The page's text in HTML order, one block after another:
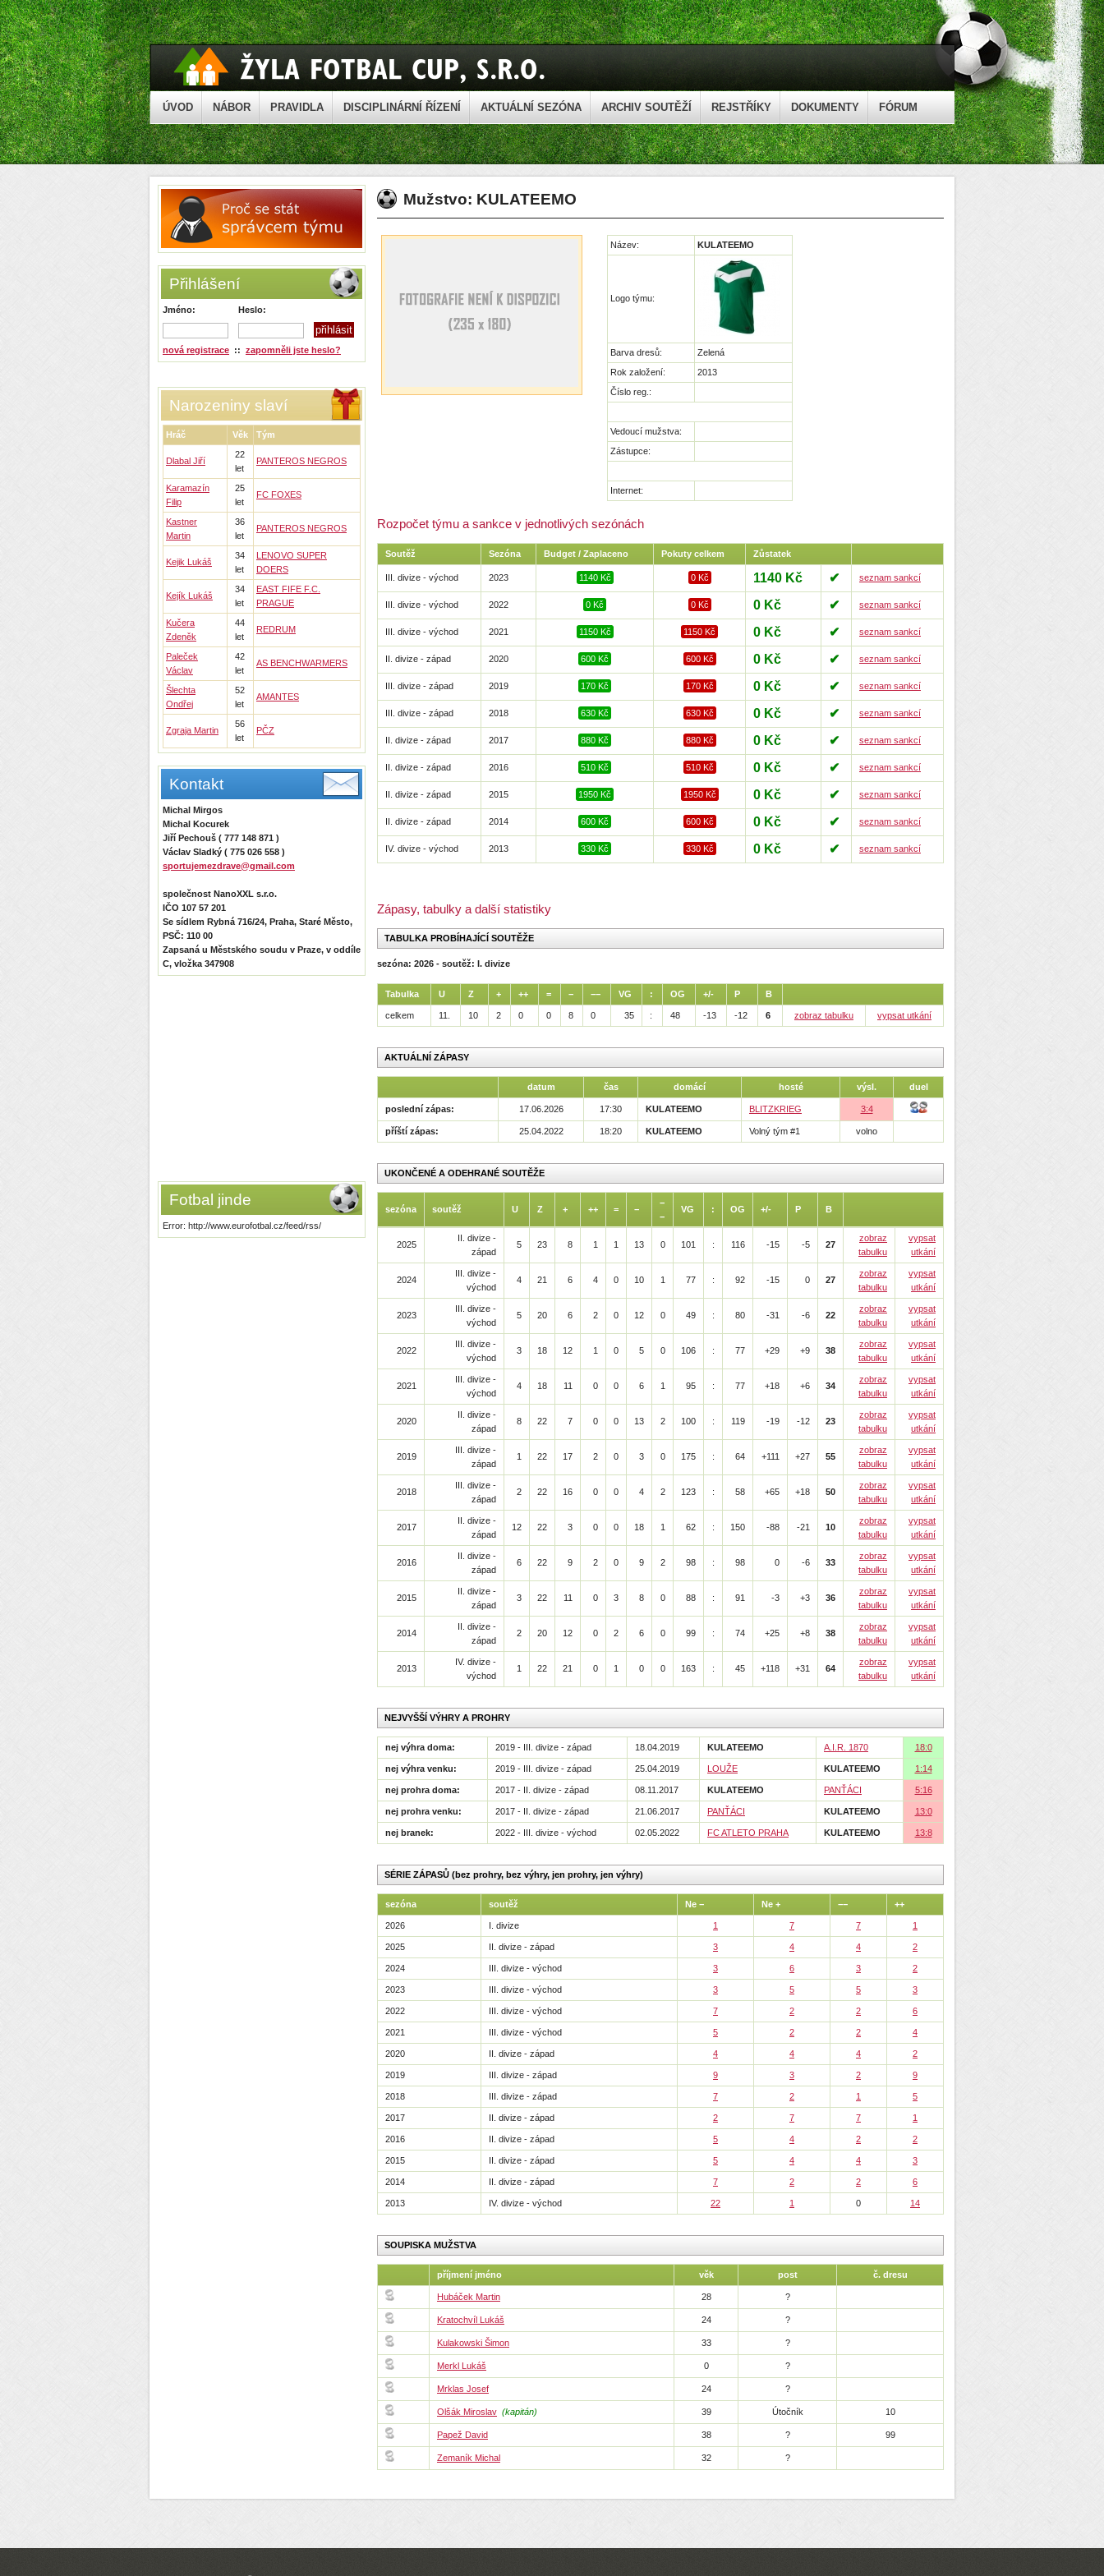
ÚVOD NÁBOR PRAVIDLA DISCIPLINÁRNÍ ŘÍZENÍ AKTUÁLNÍ SEZÓNA ARCHIV SOUTĚŽÍ REJSTŘÍKY DOKUMENTY FÓRUM
Přihlášení
Jméno: Heslo:
nová registrace :: zapomněli jste heslo?
Narozeniny slaví
Hráč Věk Tým
Dlabal Jiří
22
let
PANTEROS NEGROS
Karamazín
Filip
25
let
FC FOXES
Kastner
Martin
36
let
PANTEROS NEGROS
Kejik Lukáš
34
let
LENOVO SUPER
DOERS
Kejík Lukáš
34
let
EAST FIFE F.C.
PRAGUE
Kučera
Zdeněk
44
let
REDRUM
Paleček
Václav
42
let
AS BENCHWARMERS
Šlechta
Ondřej
52
let
AMANTES
Zgraja Martin
56
let
PČZ
Kontakt
Michal Mirgos
Michal Kocurek
Jiří Pechouš ( 777 148 871 )
Václav Sladký ( 775 026 558 )
sportujemezdrave@gmail.com
společnost NanoXXL s.r.o.
IČO 107 57 201
Se sídlem Rybná 716/24, Praha, Staré Město,
PSČ: 110 00
Zapsaná u Městského soudu v Praze, v oddíle
C, vložka 347908
Fotbal jinde
Error: http://www.eurofotbal.cz/feed/rss/
Mužstvo: KULATEEMO
Název: KULATEEMO
Logo týmu:
Barva dresů:
Zelená
Rok založení:
2013
Číslo reg.:
Vedoucí mužstva:
Zástupce:
Internet:
Rozpočet týmu a sankce v jednotlivých sezónách
Soutěž Sezóna Budget / Zaplaceno Pokuty celkem Zůstatek
III. divize - východ 2023 1140 Kč 0 Kč 1140 Kč ✔ seznam sankcí
III. divize - východ 2022 0 Kč 0 Kč 0 Kč ✔ seznam sankcí
III. divize - východ 2021 1150 Kč 1150 Kč 0 Kč ✔ seznam sankcí
II. divize - západ 2020 600 Kč 600 Kč 0 Kč ✔ seznam sankcí
III. divize - západ 2019 170 Kč 170 Kč 0 Kč ✔ seznam sankcí
III. divize - západ 2018 630 Kč 630 Kč 0 Kč ✔ seznam sankcí
II. divize - západ 2017 880 Kč 880 Kč 0 Kč ✔ seznam sankcí
II. divize - západ 2016 510 Kč 510 Kč 0 Kč ✔ seznam sankcí
II. divize - západ 2015 1950 Kč 1950 Kč 0 Kč ✔ seznam sankcí
II. divize - západ 2014 600 Kč 600 Kč 0 Kč ✔ seznam sankcí
IV. divize - východ 2013 330 Kč 330 Kč 0 Kč ✔ seznam sankcí
Zápasy, tabulky a další statistiky
TABULKA PROBÍHAJÍCÍ SOUTĚŽE
sezóna: 2026 - soutěž: I. divize
Tabulka U Z + ++ = − −− VG : OG +/- P B
celkem 11. 10 2 0 0 8 0 35 : 48 -13 -12 6 zobraz tabulku vypsat utkání
AKTUÁLNÍ ZÁPASY
datum čas domácí hosté výsl. duel
poslední zápas: 17.06.2026 17:30 KULATEEMO BLITZKRIEG 3:4
příští zápas: 25.04.2022 18:20 KULATEEMO Volný tým #1 volno
UKONČENÉ A ODEHRANÉ SOUTĚŽE
sezóna soutěž U Z + ++ = −
−
−
VG : OG +/- P B
2025
II. divize -
západ
5 23 8 1 1 13 0 101 : 116 -15 -5 27
zobraz
tabulku
vypsat
utkání
2024
III. divize -
východ
4 21 6 4 0 10 1 77 : 92 -15 0 27
zobraz
tabulku
vypsat
utkání
2023
III. divize -
východ
5 20 6 2 0 12 0 49 : 80 -31 -6 22
zobraz
tabulku
vypsat
utkání
2022
III. divize -
východ
3 18 12 1 0 5 0 106 : 77 +29 +9 38
zobraz
tabulku
vypsat
utkání
2021
III. divize -
východ
4 18 11 0 0 6 1 95 : 77 +18 +6 34
zobraz
tabulku
vypsat
utkání
2020
II. divize -
západ
8 22 7 0 0 13 2 100 : 119 -19 -12 23
zobraz
tabulku
vypsat
utkání
2019
III. divize -
západ
1 22 17 2 0 3 0 175 : 64 +111 +27 55
zobraz
tabulku
vypsat
utkání
2018
III. divize -
západ
2 22 16 0 0 4 2 123 : 58 +65 +18 50
zobraz
tabulku
vypsat
utkání
2017
II. divize -
západ
12 22 3 0 0 18 1 62 : 150 -88 -21 10
zobraz
tabulku
vypsat
utkání
2016
II. divize -
západ
6 22 9 2 0 9 2 98 : 98 0 -6 33
zobraz
tabulku
vypsat
utkání
2015
II. divize -
západ
3 22 11 0 3 8 0 88 : 91 -3 +3 36
zobraz
tabulku
vypsat
utkání
2014
II. divize -
západ
2 20 12 0 2 6 0 99 : 74 +25 +8 38
zobraz
tabulku
vypsat
utkání
2013
IV. divize -
východ
1 22 21 0 1 0 0 163 : 45 +118 +31 64
zobraz
tabulku
vypsat
utkání
NEJVYŠŠÍ VÝHRY A PROHRY
nej výhra doma: 2019 - III. divize - západ 18.04.2019 KULATEEMO A.I.R. 1870 18:0
nej výhra venku: 2019 - III. divize - západ 25.04.2019 LOUŽE KULATEEMO 1:14
nej prohra doma: 2017 - II. divize - západ 08.11.2017 KULATEEMO PANŤÁCI 5:16
nej prohra venku: 2017 - II. divize - západ 21.06.2017 PANŤÁCI KULATEEMO 13:0
nej branek: 2022 - III. divize - východ 02.05.2022 FC ATLETO PRAHA KULATEEMO 13:8
SÉRIE ZÁPASŮ (bez prohry, bez výhry, jen prohry, jen výhry)
sezóna soutěž Ne − Ne + −− ++
2026 I. divize 1 7 7 1
2025 II. divize - západ 3 4 4 2
2024 III. divize - východ 3 6 3 2
2023 III. divize - východ 3 5 5 3
2022 III. divize - východ 7 2 2 6
2021 III. divize - východ 5 2 2 4
2020 II. divize - západ 4 4 4 2
2019 III. divize - západ 9 3 2 9
2018 III. divize - západ 7 2 1 5
2017 II. divize - západ 2 7 7 1
2016 II. divize - západ 5 4 2 2
2015 II. divize - západ 5 4 4 3
2014 II. divize - západ 7 2 2 6
2013 IV. divize - východ 22 1 0 14
SOUPISKA MUŽSTVA
příjmení jméno věk post č. dresu
Hubáček Martin 28 ?
Kratochvíl Lukáš 24 ?
Kulakowski Šimon 33 ?
Merkl Lukáš 0 ?
Mrklas Josef 24 ?
Olšák Miroslav (kapitán) 39 Útočník 10
Papež David 38 ? 99
Zemaník Michal 32 ?